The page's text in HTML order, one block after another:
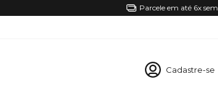
Parcele em até 6x
Cadastre-se